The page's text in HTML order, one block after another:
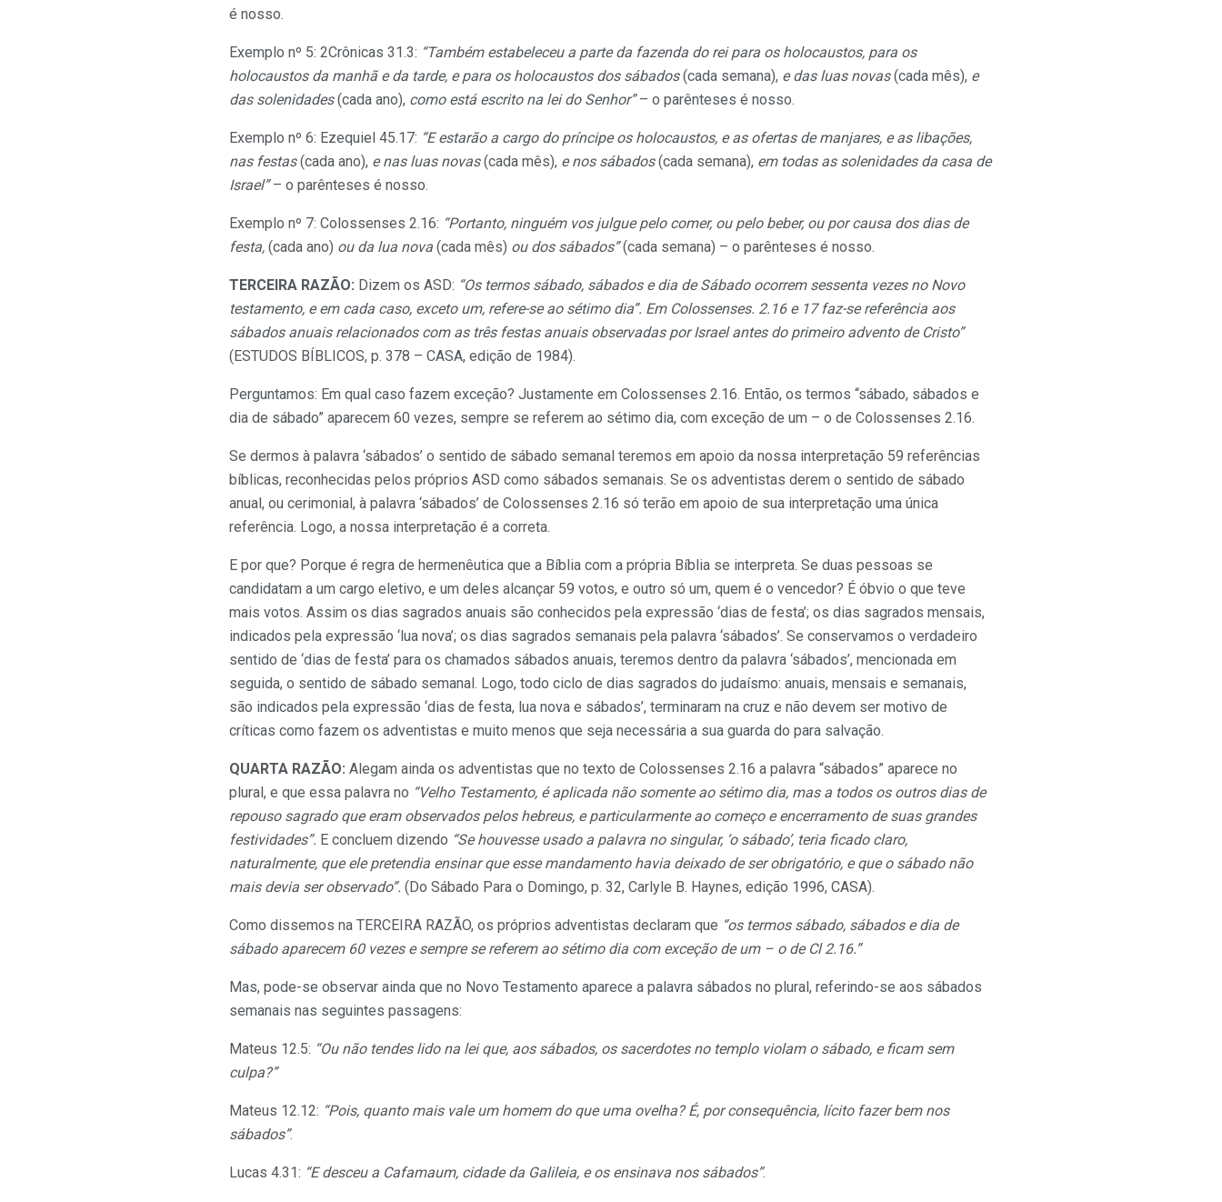
é nosso.
Exemplo nº 5: 2Crônicas 31.3: “Também estabeleceu a parte da fazenda do rei para os holocaustos, para os
holocaustos da manhã e da tarde, e para os holocaustos dos sábados(cada semana), e das luas novas(cada mês), e
das solenidades(cada ano), como está escrito na lei do Senhor”– o parênteses é nosso.
Exemplo nº 6: Ezequiel 45.17: “E estarão a cargo do príncipe os holocaustos, e as ofertas de manjares, e as libações,
nas festas(cada ano), e nas luas novas(cada mês), e nos sábados(cada semana), em todas as solenidades da casa de
Israel”– o parênteses é nosso.
Exemplo nº 7: Colossenses 2.16: “Portanto, ninguém vos julgue pelo comer, ou pelo beber, ou por causa dos dias de
festa, (cada ano) ou da lua nova (cada mês) ou dos sábados”(cada semana) – o parênteses é nosso.
TERCEIRA RAZÃO: Dizem os ASD: “Os termos sábado, sábados e dia de Sábado ocorrem sessenta vezes no Novo
testamento, e em cada caso, exceto um, refere-se ao sétimo dia”. Em Colossenses. 2.16 e 17 faz-se referência aos
sábados anuais relacionados com as três festas anuais observadas por Israel antes do primeiro advento de Cristo”
(ESTUDOS BÍBLICOS, p. 378 – CASA, edição de 1984).
Perguntamos: Em qual caso fazem exceção? Justamente em Colossenses 2.16. Então, os termos “sábado, sábados e
dia de sábado” aparecem 60 vezes, sempre se referem ao sétimo dia, com exceção de um – o de Colossenses 2.16.
Se dermos à palavra ‘sábados’ o sentido de sábado semanal teremos em apoio da nossa interpretação 59 referências
bíblicas, reconhecidas pelos próprios ASD como sábados semanais. Se os adventistas derem o sentido de sábado
anual, ou cerimonial, à palavra ‘sábados’ de Colossenses 2.16 só terão em apoio de sua interpretação uma única
referência. Logo, a nossa interpretação é a correta.
E por que? Porque é regra de hermenêutica que a Bíblia com a própria Bíblia se interpreta. Se duas pessoas se
candidatam a um cargo eletivo, e um deles alcançar 59 votos, e outro só um, quem é o vencedor? É óbvio o que teve
mais votos. Assim os dias sagrados anuais são conhecidos pela expressão ‘dias de festa’; os dias sagrados mensais,
indicados pela expressão ‘lua nova’; os dias sagrados semanais pela palavra ‘sábados’. Se conservamos o verdadeiro
sentido de ‘dias de festa’ para os chamados sábados anuais, teremos dentro da palavra ‘sábados’, mencionada em
seguida, o sentido de sábado semanal. Logo, todo ciclo de dias sagrados do judaísmo: anuais, mensais e semanais,
são indicados pela expressão ‘dias de festa, lua nova e sábados’, terminaram na cruz e não devem ser motivo de
críticas como fazem os adventistas e muito menos que seja necessária a sua guarda do para salvação.
QUARTA RAZÃO: Alegam ainda os adventistas que no texto de Colossenses 2.16 a palavra “sábados” aparece no
plural, e que essa palavra no “Velho Testamento, é aplicada não somente ao sétimo dia, mas a todos os outros dias de
repouso sagrado que eram observados pelos hebreus, e particularmente ao começo e encerramento de suas grandes
festividades”. E concluem dizendo “Se houvesse usado a palavra no singular, ‘o sábado’, teria ficado claro,
naturalmente, que ele pretendia ensinar que esse mandamento havia deixado de ser obrigatório, e que o sábado não
mais devia ser observado”. (Do Sábado Para o Domingo, p. 32, Carlyle B. Haynes, edição 1996, CASA).
Como dissemos na TERCEIRA RAZÃO, os próprios adventistas declaram que “os termos sábado, sábados e dia de
sábado aparecem 60 vezes e sempre se referem ao sétimo dia com exceção de um – o de Cl 2.16.”
Mas, pode-se observar ainda que no Novo Testamento aparece a palavra sábados no plural, referindo-se aos sábados
semanais nas seguintes passagens:
Mateus 12.5: “Ou não tendes lido na lei que, aos sábados, os sacerdotes no templo violam o sábado, e ficam sem
culpa?”
Mateus 12.12: “Pois, quanto mais vale um homem do que uma ovelha? É, por consequência, lícito fazer bem nos
sábados”.
Lucas 4.31: “E desceu a Cafamaum, cidade da Galileia, e os ensinava nos sábados”.